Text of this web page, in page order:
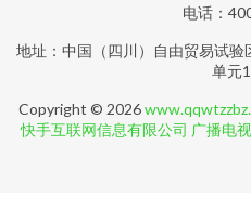
电话：
地址：中国（四川）自由贸易试
单元
Copyright © 2026
快手互联网信息有限公司 广播电